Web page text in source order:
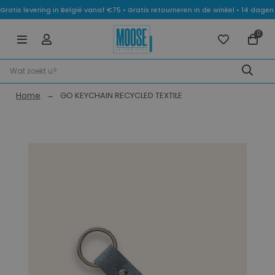
Gratis levering in België vanaf €75 • Gratis retourneren in de winkel • 14
0
Home GO KEYCHAIN RECYCLED TEXTILE